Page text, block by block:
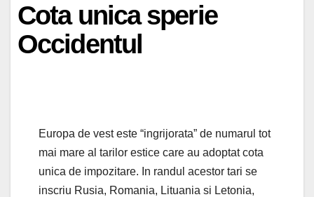
Cota unica sperie
Occidentul
Europa de vest este “ingrijorata” de numarul tot
mai mare al tarilor estice care au adoptat cota
unica de impozitare. In randul acestor tari se
inscriu Rusia, Romania, Lituania si Letonia,